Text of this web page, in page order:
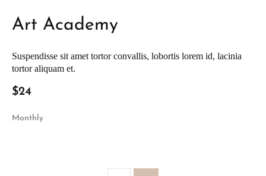
Art Academy
Suspendisse sit amet tortor convallis, lobortis lorem id, lacinia
tortor aliquam et.
$24
Monthly